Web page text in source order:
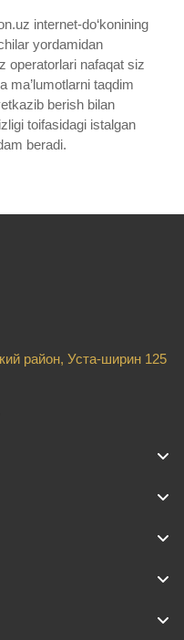
internet-do‘konining
yordamidan
operatorlari nafaqat siz
ma’lumotlarni taqdim
berish bilan
toifasidagi istalgan
beradi.
район, Уста-ширин 125